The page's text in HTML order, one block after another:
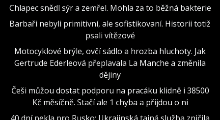
Chlapec snědl sýr a zemřel. Mohla za to běžná bakterie
Barbaři nebyli primitivní, ale sofistikovaní. Historii totiž
psali vítězové
Motocyklové brýle, ovčí sádlo a hrozba hluchoty. Jak
Gertrude Ederleová přeplavala La Manche a změnila
dějiny
Češi můžou dostat podporu na pracáku klidně i 38500
Kč měsíčně. Stačí ale 1 chyba a přijdou o ni